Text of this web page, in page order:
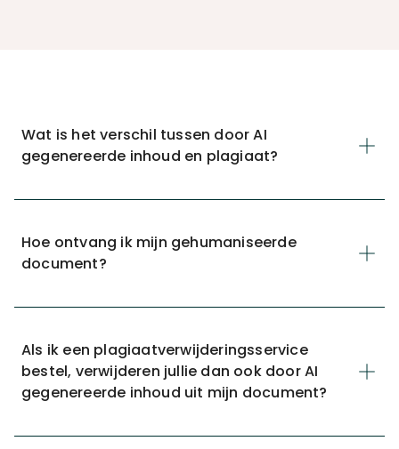
Wat is het verschil tussen door AI
gegenereerde inhoud en plagiaat?
Hoe ontvang ik mijn gehumaniseerde
document?
Als ik een plagiaatverwijderingsservice
bestel, verwijderen jullie dan ook door AI
gegenereerde inhoud uit mijn document?